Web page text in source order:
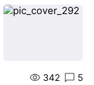
342 5